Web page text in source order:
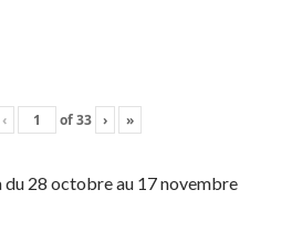
‹ of33 › »
du 28 octobre au 17 novembre